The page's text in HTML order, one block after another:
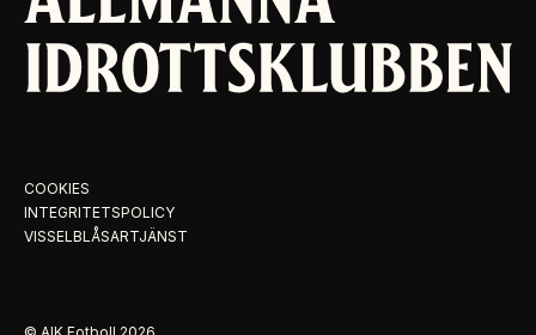
COOKIES
INTEGRITETSPOLICY
VISSELBLÅSARTJÄNST